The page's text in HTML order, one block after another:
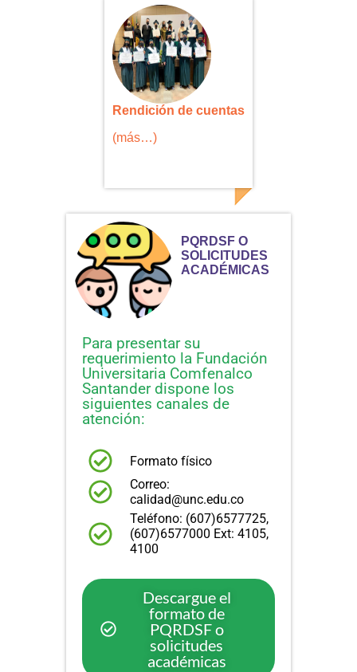
Rendición de cuentas
(más…)
PQRDSF O
SOLICITUDES
ACADÉMICAS
Para presentar su
requerimiento la Fundación
Universitaria Comfenalco
Santander dispone los
siguientes canales de
atención:
Formato físico
Correo:
calidad@unc.edu.co
Teléfono: (607)6577725,
(607)6577000 Ext: 4105,
4100
Descargue el
formato de
PQRDSF o
solicitudes
académicas